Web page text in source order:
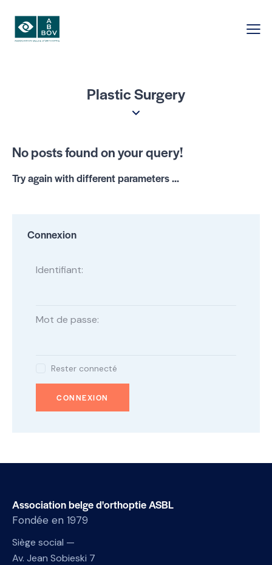
Plastic Surgery
No posts found on your query!
Try again with different parameters ...
Connexion
Identifiant:
Mot de passe:
Rester connecté
CONNEXION
Association belge d'orthoptie ASBL
Fondée en 1979
Siège social —
Av. Jean Sobieski 7